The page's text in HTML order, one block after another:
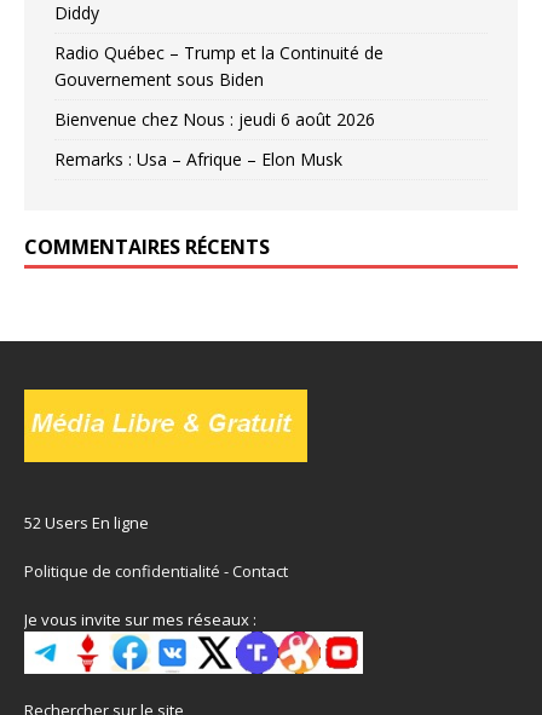
Diddy
Radio Québec – Trump et la Continuité de
Gouvernement sous Biden
Bienvenue chez Nous : jeudi 6 août 2026
Remarks : Usa – Afrique – Elon Musk
COMMENTAIRES RÉCENTS
52 Users En ligne
Politique de confidentialité -Contact
Je vous invite sur mes réseaux :
Rechercher sur le site